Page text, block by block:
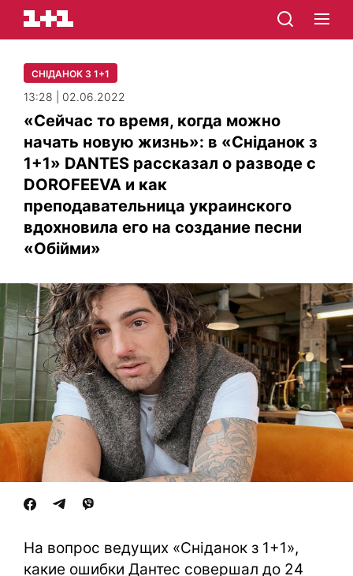
СНІДАНОК З 1+1
13:28 | 02.06.2022
«Сейчас то время, когда можно
начать новую жизнь»: в «Сніданок з
1+1» DANTES рассказал о разводе с
DOROFEEVA и как
преподавательница украинского
вдохновила его на создание песни
«Обійми»
На вопрос ведущих «Сніданок з 1+1»,
какие ошибки Дантес совершал до 24